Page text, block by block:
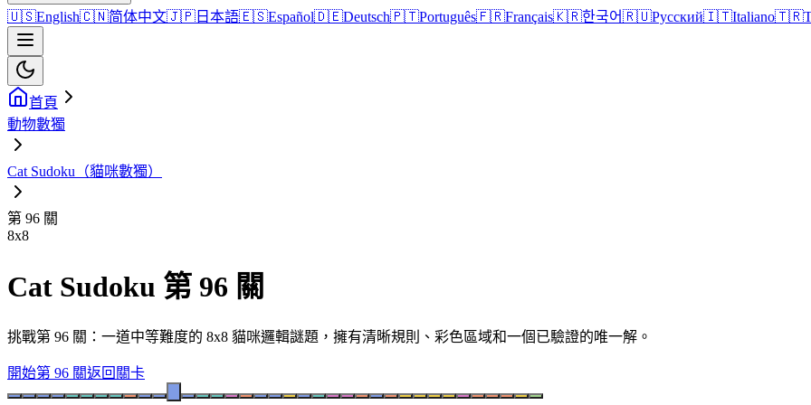
🇺🇸English🇨🇳简体中文🇯🇵 日本語🇪🇸Español🇩🇪Deutsch🇵🇹Português🇫🇷Français🇰🇷한국어🇷🇺Русский🇮🇹Italiano🇹🇷
首頁
動物數獨
Cat Sudoku（貓咪數獨）
第 96 關
8x8
Cat Sudoku 第 96 關
挑戰第 96 關：一道中等難度的 8x8 貓咪邏輯謎題，擁有清晰規則、彩色區域和一個已驗證的唯一解。
開始第 96 關返回關卡